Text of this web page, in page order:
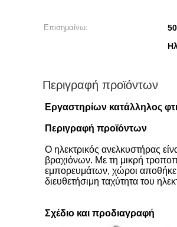
Επισημαίνω:
Περιγραφή προϊόντων
Εργαστηρίων κατάλληλος
Περιγραφή προϊόντων
Ο ηλεκτρικός ανελκυστήρας
βραχιόνων. Με τη μικρή
εμπορευμάτων, χώροι
διευθετήσιμη ταχύτητα του
Σχέδιο και προδιαγραφή